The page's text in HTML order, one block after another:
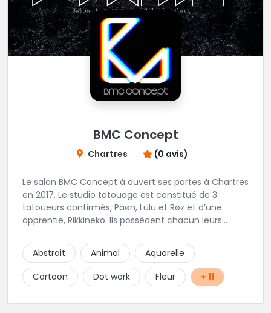
BMC Concept
Chartres (0 avis)
Le salon BMC Concept à ouvert ses portes à Chartres
en 2017. Le studio tatouage est constitué de 3
tatoueurs confirmés, Paøn, Lulu et Røz et d’une
apprentie, Rikkineko. Ils possèdent chacun leurs
souhaitant se faire tatouer de pouvoir construire un
projet entièrement personnalisé. Une pierceuse est
présente en Guest environ une semaine par mois au
salon.
Abstrait Animal
Aquarelle
Cartoon
Dot work Fleur + 11